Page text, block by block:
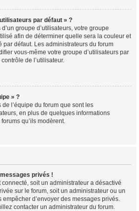
par défaut » ?
groupe d’utilisateurs, votre groupe
afin de déterminer quelle sera la couleur et
par défaut. Les administrateurs du forum
vous-même votre groupe d’utilisateurs par
de l’utilisateur.
» ?
l’équipe du forum que sont les
en plus de quelques informations
qu’ils modèrent.
privés !
connecté, soit un administrateur a désactivé
sur le forum, soit un administrateur ou un
d’envoyer des messages privés.
contacter un administrateur du forum.